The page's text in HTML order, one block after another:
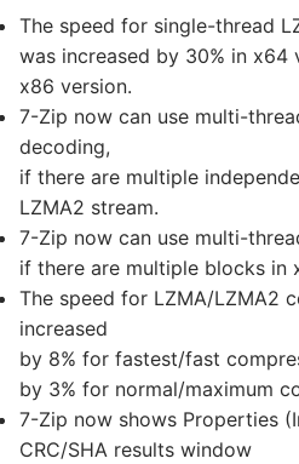
The speed for single-thread
was increased by 30% in x64
x86 version.
7-Zip now can use multi-
decoding,
if there are multiple
LZMA2 stream.
7-Zip now can use multi-
if there are multiple blocks in
The speed for LZMA/LZMA2
increased
by 8% for fastest/fast
by 3% for normal/maximum
7-Zip now shows Properties
CRC/SHA results window